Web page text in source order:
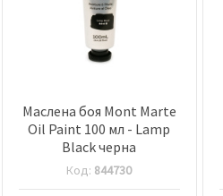
Маслена боя Mont Marte
Oil Paint 100 мл - Lamp
Black черна
Код: 844730